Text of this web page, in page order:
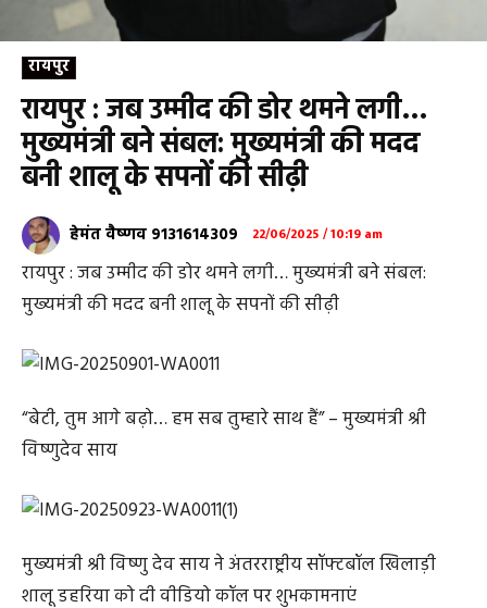
रायपुर
रायपुर : जब उम्मीद की डोर थमने लगी…
मुख्यमंत्री बने संबल: मुख्यमंत्री की मदद
बनी शालू के सपनों की सीढ़ी
हेमंत वैष्णव 9131614309 22/06/2025 / 10:19 am
रायपुर : जब उम्मीद की डोर थमने लगी… मुख्यमंत्री बने संबल:
मुख्यमंत्री की मदद बनी शालू के सपनों की सीढ़ी
“बेटी, तुम आगे बढ़ो… हम सब तुम्हारे साथ हैं” – मुख्यमंत्री श्री
विष्णुदेव साय
मुख्यमंत्री श्री विष्णु देव साय ने अंतरराष्ट्रीय सॉफ्टबॉल खिलाड़ी
शालू डहरिया को दी वीडियो कॉल पर शुभकामनाएं